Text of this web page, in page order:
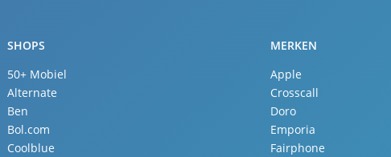
SHOPS
50+ Mobiel
Alternate
Ben
Bol.com
Coolblue
MERKEN
Apple
Crosscall
Doro
Emporia
Fairphone